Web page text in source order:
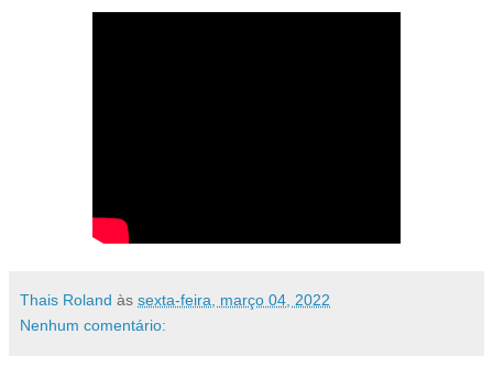
Thais Roland às sexta-feira, março 04, 2022
Nenhum comentário: